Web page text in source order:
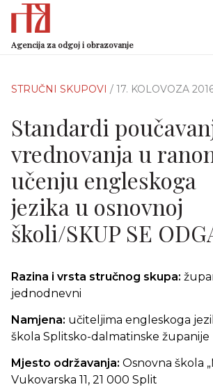
Agencija za odgoj i obrazovanje
STRUČNI SKUPOVI / 17. KOLOVOZA
Standardi
vrednovanja u
učenju engleskoga
jezika u osnovnoj
školi/SKUP SE
Razina i vrsta stručnog skupa:
jednodnevni
Namjena: učiteljima engleskoga
škola Splitsko-dalmatinske županije
Mjesto održavanja: Osnovna škola
Vukovarska 11, 21 000 Split